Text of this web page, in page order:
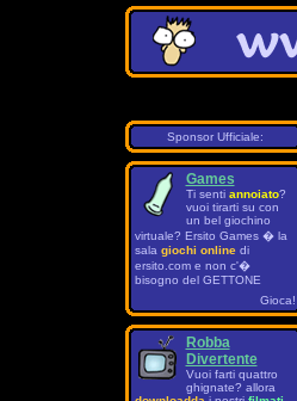
Sponsor Ufficiale:
Games
Ti senti annoiato?
vuoi tirarti su con
un bel giochino
virtuale? Ersito Games � la
sala giochi onlinedi
ersito.com e non c'�
bisogno del GETTONE
Gioca!
Robba
Divertente
Vuoi farti quattro
ghignate? allora